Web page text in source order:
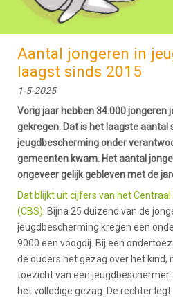
Aantal jongeren in
laagst sinds 2015
1-5-2025
Vorig jaar hebben 34.000 jongeren
gekregen. Dat is het laagste aantal
jeugdbescherming onder
gemeenten kwam. Het aantal
ongeveer gelijk gebleven met de
Dat blijkt uit cijfers van het
(CBS) . Bijna 25 duizend van de
jeugdbescherming kregen een
9000 een voogdij. Bij een
de ouders het gezag over het kind,
toezicht van een
het volledige gezag. De rechter legt